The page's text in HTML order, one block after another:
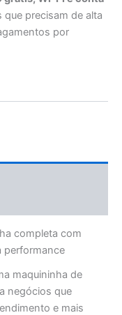
que precisam de alta
por
completa com
performance
maquininha de
negócios que
e mais